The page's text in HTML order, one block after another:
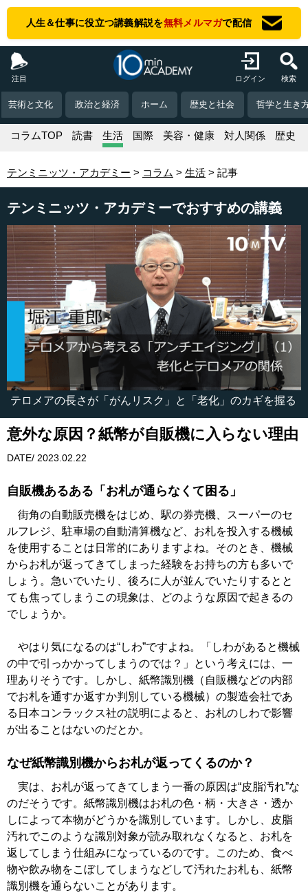
人生＆仕事に役立つ講義解説を無料メルマガで配信
注目 ログイン 検索
芸術と文化 政治と経済 ホーム 歴史と社会 哲学と生き
コラムTOP 読書 生活 国際 美容・健康 対人関係 歴史
テンミニッツ・アカデミー コラム 生活 記事
テンミニッツ・アカデミーでおすすめの講義
テロメアの長さが「がんリスク」と「老化」のカギを握る
意外な原因？紙幣が自販機に入らない理由
DATE/ 2023.02.22
自販機あるある「お札が通らなくて困る」
街角の自動販売機をはじめ、駅の券売機、スーパーのセ
ルフレジ、駐車場の自動清算機など、お札を投入する機械
を使用することは日常的にありますよね。そのとき、機械
からお札が返ってきてしまった経験をお持ちの方も多いで
しょう。急いでいたり、後ろに人が並んでいたりするとと
ても焦ってしまうこの現象は、どのような原因で起きるの
でしょうか。
やはり気になるのは“しわ”ですよね。「しわがあると機械
の中で引っかかってしまうのでは？」という考えには、一
理ありそうです。しかし、紙幣識別機（自販機などの内部
でお札を通すか返すか判別している機械）の製造会社であ
る日本コンラックス社の説明によると、お札のしわで影響
が出ることはないのだとか。
なぜ紙幣識別機からお札が返ってくるのか？
実は、お札が返ってきてしまう一番の原因は“皮脂汚れ”な
のだそうです。紙幣識別機はお札の色・柄・大きさ・透か
しによって本物がどうかを識別しています。しかし、皮脂
汚れでこのような識別対象が読み取れなくなると、お札を
返してしまう仕組みになっているのです。このため、食べ
物や飲み物をこぼしてしまうなどして汚れたお札も、紙幣
識別機を通らないことがあります。